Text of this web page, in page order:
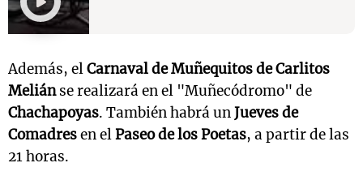
Además, elCarnaval de Muñequitos de Carlitos
Meliánse realizará en el "Muñecódromo" de
Chachapoyas. También habrá unJueves de
Comadresen elPaseo de los Poetas, a partir de las
21 horas.